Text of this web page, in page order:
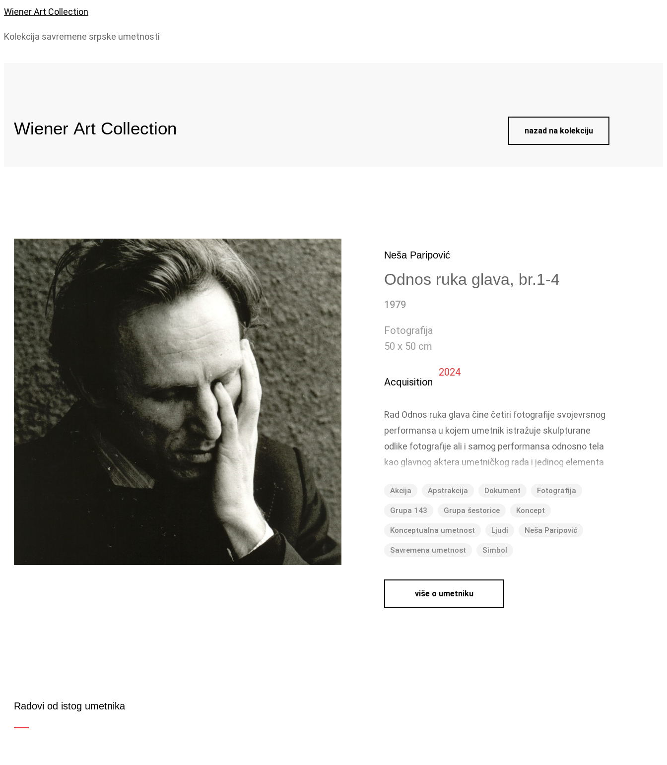
Wiener Art Collection
Kolekcija savremene srpske umetnosti
Wiener Art Collection nazad na kolekciju
Neša Paripović
Odnos ruka glava, br.1-4
1979
Fotografija
50 x 50 cm
Acquisition
2024
Rad Odnos ruka glava čine četiri fotografije svojevrsnog
performansa u kojem umetnik istražuje skulpturane
odlike fotografije ali i samog performansa odnosno tela
kao glavnog aktera umetničkog rada i jedinog elementa
neposredne blizine je i metafora odnosa glave kao
glavnog organa koji upravlja misaonim procesima i kreira
umetnost i ruke koja to sprovodi.
Akcija Apstrakcija Dokument Fotografija
Grupa 143 Grupa šestorice Koncept
Konceptualna umetnost Ljudi Neša Paripović
Savremena umetnost Simbol
više o umetniku
Radovi od istog umetnika